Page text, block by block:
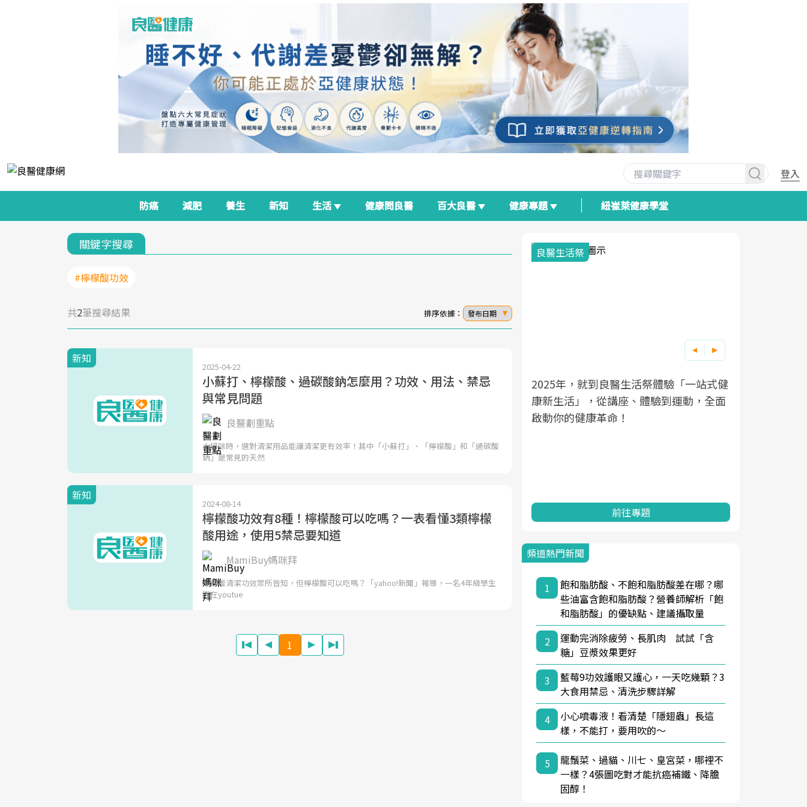
登入
防癌 減肥 養生 新知 生活 健康問良醫 百大良醫 健康專題 紐崔萊健康學堂
關鍵字搜尋
#檸檬酸功效
共2筆搜尋結果 排序依據： 發布日期
新知
2025-04-22
小蘇打、檸檬酸、過碳酸鈉怎麼用？功效、用法、禁忌
與常見問題
良醫劃重點
大掃除時，選對清潔用品能讓清潔更有效率！其中「小蘇打」、「檸檬酸」和「過碳酸
鈉」是常見的天然
新知
2024-08-14
檸檬酸功效有8種！檸檬酸可以吃嗎？一表看懂3類檸檬
酸用途，使用5禁忌要知道
MamiBuy媽咪拜
檸檬酸清潔功效眾所皆知，但檸檬酸可以吃嗎？「yahoo!新聞」報導，一名4年級學生
因在youtue
1
面對超高齡社會的浪潮，台灣正在快速邁
心議題。然而，健檢不只是醫療院所的服
前往專題
良醫生活祭
2025年，就到良醫生活祭體驗「一站式健
康新生活」，從講座、體驗到運動，全面
啟動你的健康革命！
前往專題
頻道熱門新聞
1
飽和脂肪酸、不飽和脂肪酸差在哪？哪
些油富含飽和脂肪酸？營養師解析「飽
和脂肪酸」的優缺點、建議攝取量
2
運動完消除疲勞、長肌肉 試試「含
糖」豆漿效果更好
3
藍莓9功效護眼又護心，一天吃幾顆？3
大食用禁忌、清洗步驟詳解
4
小心噴毒液！看清楚「隱翅蟲」長這
樣，不能打，要用吹的～
5
龍鬚菜、過貓、川七、皇宮菜，哪裡不
一樣？4張圖吃對才能抗癌補鐵、降膽
固醇！